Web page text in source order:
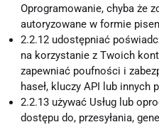
Oprogramowanie, chyba że
autoryzowane w formie
2.2.12 udostępniać
na korzystanie z Twoich
zapewniać poufności i
haseł, kluczy API lub innych
2.2.13 używać Usług lub
dostępu do, przesyłania,